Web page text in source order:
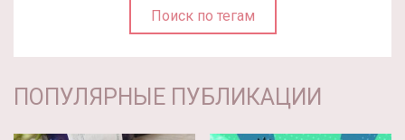
Поиск по тегам
ПОПУЛЯРНЫЕ ПУБЛИКАЦИИ